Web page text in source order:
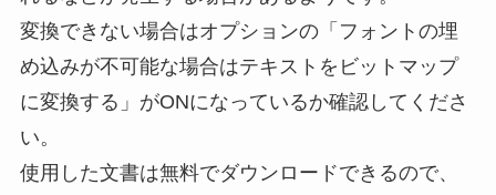
変換できない場合はオプションの「フォントの埋
め込みが不可能な場合はテキストをビットマップ
に変換する」がONになっているか確認してくださ
い。
使用した文書は無料でダウンロードできるので、